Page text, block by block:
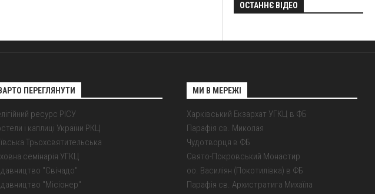
ОСТАННЄ ВІДЕО
ВАРТО ПЕРЕГЛЯНУТИ
ресурс РІСУ
і каплиці України РКЦ
Трьохсвятительська
семінарія УГКЦ
"Свічадо"
"Місіонер"
МИ В МЕРЕЖІ
Харківський Екзархат УГКЦ в ФБ
Парафія св. Миколая
Чудотворця в ФБ
Свято-Покровський Монастир
оо. Василіян (Покотилівка) в ФБ
Парафія св. Архистратига Михаїла